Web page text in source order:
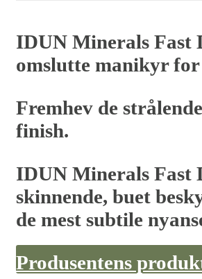
IDUN Minerals Fast
omslutte manikyr
Fremhev de
finish.
IDUN Minerals Fast
skinnende, buet
de mest subtile
Produsentens